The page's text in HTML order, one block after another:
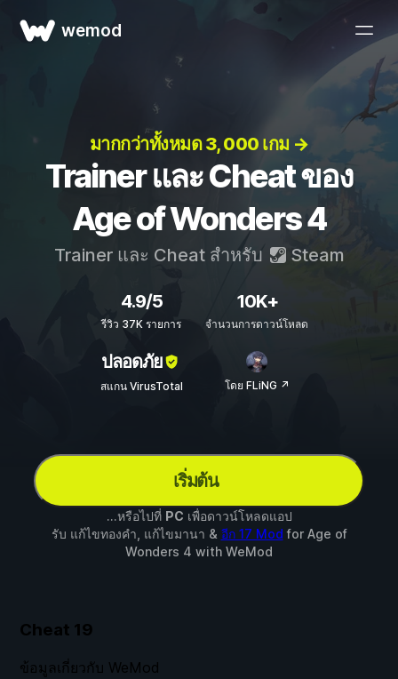
wemod
มากกว่าทั้งหมด 3, 000 เกม →
Trainer และ Cheat ของ
Age of Wonders 4
Trainer และ Cheat สำหรับ Steam
4.9/5
รีวิว 37K รายการ
10K+
จำนวนการดาวน์โหลด
ปลอดภัย
สแกน VirusTotal โดย FLiNG ↗
เริ่มต้น
...หรือไปที่ PC เพื่อดาวน์โหลดแอป
รับ แก้ไขทองคำ, แก้ไขมานา & อีก 17 Mod for Age of
Wonders 4 with WeMod
Cheat 19
ข้อมูลเกี่ยวกับ WeMod